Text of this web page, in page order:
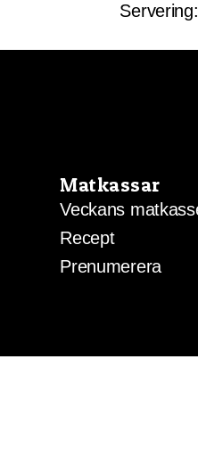
Matkassar
Veckans
Recept
Prenumerera